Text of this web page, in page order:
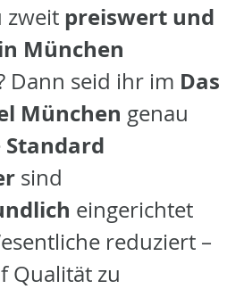
zweit preiswert und
München
Dann seid ihr im Das
München genau
Standard
sind
eingerichtet
reduziert –
Qualität zu